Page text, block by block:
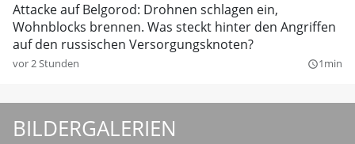
Attacke auf Belgorod: Drohnen schlagen ein,
Wohnblocks brennen. Was steckt hinter den Angriffen
auf den russischen Versorgungsknoten?
vor 2 Stunden query_builder1min
BILDERGALERIEN